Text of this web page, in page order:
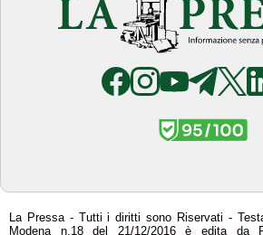
La Pressa - Tutti i diritti sono Riservati -
Modena n.18 del 21/12/2016 è edita da